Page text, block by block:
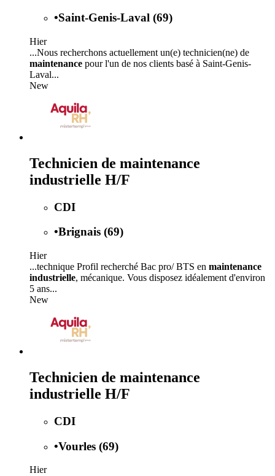
•Saint-Genis-Laval (69)
Hier
...Nous recherchons actuellement un(e) technicien(ne) de
maintenance pour l'un de nos clients basé à Saint-Genis-
Laval...
New
Technicien de maintenance
industrielle H/F
CDI
•Brignais (69)
Hier
...technique Profil recherché Bac pro/ BTS en maintenance
industrielle, mécanique. Vous disposez idéalement d'environ
5 ans...
New
Technicien de maintenance
industrielle H/F
CDI
•Vourles (69)
Hier